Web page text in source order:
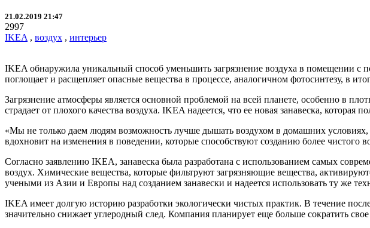
21.02.2019 21:47
2997
IKEA , воздух , интерьер
IKEA обнаружила уникальный способ уменьшить загрязнение воздуха в помещении
поглощает и расщепляет опасные вещества в процессе, аналогичном фотосинтезу, в
Загрязнение атмосферы является основной проблемой на всей планете, особенно в
страдает от плохого качества воздуха. IKEA надеется, что ее новая занавеска,
«Мы не только даем людям возможность лучше дышать воздухом в домашних
вдохновит на изменения в поведении, которые способствуют созданию более чистого
Согласно заявлению IKEA, занавеска была разработана с использованием самых
воздух. Химические вещества, которые фильтруют загрязняющие вещества,
учеными из Азии и Европы над созданием занавески и надеется использовать ту же
IKEA имеет долгую историю разработки экологически чистых практик. В течение
значительно снижает углеродный след. Компания планирует еще больше сократить